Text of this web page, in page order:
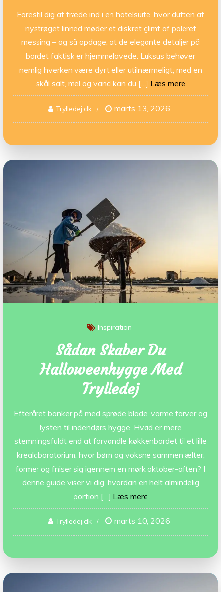
Forestil dig at træde ind i en hotelsuite, hvor duften af
nystrøget linned møder et diskret glimt af poleret
messing – og så opdage, at de elegante detaljer på
bordet faktisk er hjemmelavede. Luksus behøver
nemlig hverken være dyrt eller utilnærmeligt; med en
skål salt, mel og vand kan du […] Læs mere
Trylledej.dk marts 13, 2026
Inspiration
Sådan Skaber Du
Halloweenhygge Med
Trylledej
Efteråret banker på med sprøde blade, varme farver og
lysten til indendørs hygge. Hvad er mere
stemningsfuldt end at forvandle køkkenbordet til et lille
krealaboratorium, hvor børn og voksne sammen ælter,
former og fniser sig igennem en mørk oktober­-aften? I
denne guide viser vi dig, hvordan en helt almindelig
portion […] Læs mere
Trylledej.dk marts 10, 2026